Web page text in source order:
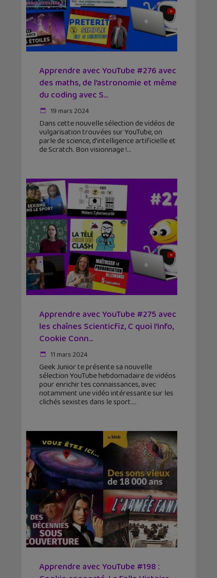
Apprendre avec YouTube #276 avec
des maths, de l’astronomie et même
du coding avec S...
19 mars 2024
Dans cette nouvelle sélection de vidéos de
vulgarisation trouvées sur YouTube, on
parle de science, d'intelligence artificielle et
de Scratch. Bon visionnage !
Apprendre avec YouTube #275 avec
les chaînes Scienticfiz, C quoi l’info,
Cookie Conn...
11 mars 2024
Geek Junior te présente sa nouvelle
sélection YouTube hebdomadaire de vidéos
pour enrichir tes connaissances, avec
notamment une vidéo intéressante sur les
clichés sexistes dans le sport.
Apprendre avec YouTube #198 :